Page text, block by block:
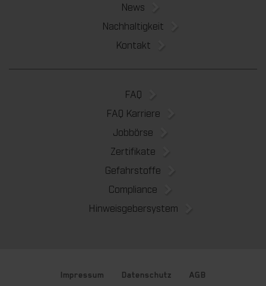
News
Nachhaltigkeit
Kontakt
FAQ
FAQ Karriere
Jobbörse
Zertifikate
Gefahrstoffe
Compliance
Hinweisgebersystem
Impressum Datenschutz AGB